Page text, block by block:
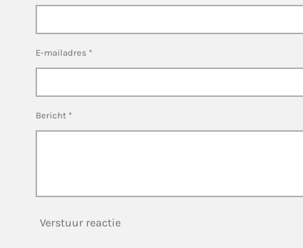
E-mailadres *
Bericht *
Verstuur reactie